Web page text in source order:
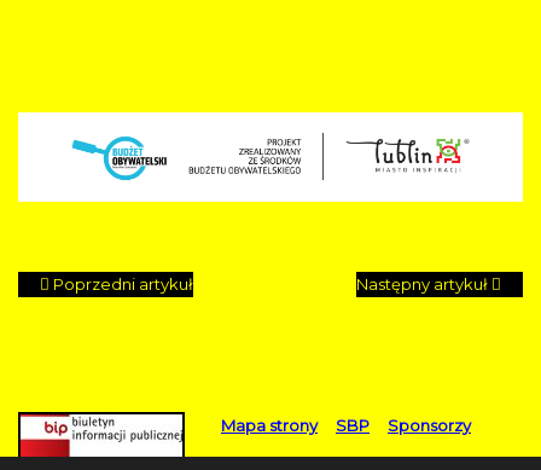
Poprzedni artykuł Następny artykuł
Mapa strony SBP Sponsorzy